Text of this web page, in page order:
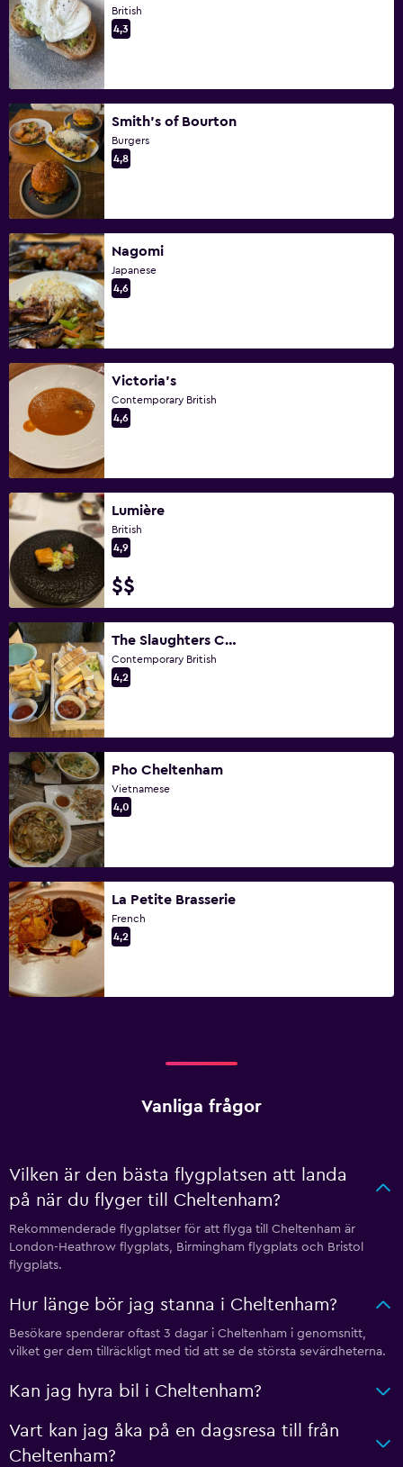
British
4,3
Smith's of Bourton
Burgers
4,8
Nagomi
Japanese
4,6
Victoria's
Contemporary British
4,6
Lumière
British
4,9
$$
The Slaughters Country Inn Restaurant & Bar
Contemporary British
4,2
Pho Cheltenham
Vietnamese
4,0
La Petite Brasserie
French
4,2
Vanliga frågor
Vilken är den bästa flygplatsen att landa
på när du flyger till Cheltenham?
Rekommenderade flygplatser för att flyga till Cheltenham är
London-Heathrow flygplats, Birmingham flygplats och Bristol
flygplats.
Hur länge bör jag stanna i Cheltenham?
Besökare spenderar oftast 3 dagar i Cheltenham i genomsnitt,
vilket ger dem tillräckligt med tid att se de största sevärdheterna.
Kan jag hyra bil i Cheltenham?
Vart kan jag åka på en dagsresa till från
Cheltenham?